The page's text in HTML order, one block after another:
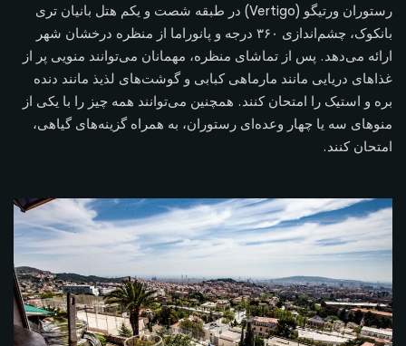
رستوران ورتیگو (Vertigo) در طبقه شصت و یکم هتل بانیان تری
بانکوک، چشم‌اندازی ۳۶۰ درجه و پانوراما از منظره درخشان شهر
ارائه می‌دهد. پس از تماشای منظره، مهمانان می‌توانند منویی پر از
غذاهای دریایی مانند مارماهی کبابی و گوشت‌های لذیذ مانند دنده
بره و استیک را امتحان کنند. همچنین می‌توانند همه چیز را با یکی از
منوهای سه یا چهار وعده‌ای رستوران، به همراه گزینه‌های گیاهی،
امتحان کنند.